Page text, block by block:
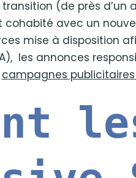
(de près
cohabité avec un
mise à disposition
les annonces
campagnes